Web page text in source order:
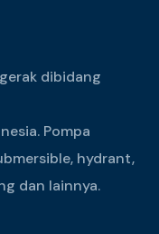
dibidang
Pompa
hydrant,
dan lainnya.